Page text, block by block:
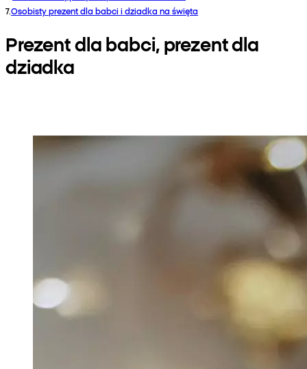
7.Osobisty prezent dla babci i dziadka na święta
Prezent dla babci, prezent dla
dziadka